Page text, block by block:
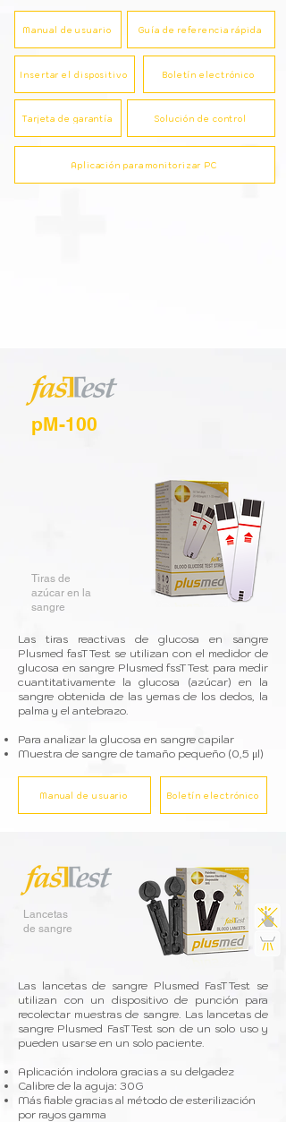
Manual de usuario Guía de referencia rápida
Insertar el dispositivo Boletín electrónico
Tarjeta de garantía Solución de control
Aplicación para monitorizar PC
pM-100
Tiras de
azúcar en la
sangre
Las tiras reactivas de glucosa en sangre
Plusmed fasTTest se utilizan con el medidor de
glucosa en sangre Plusmed fssTTest para medir
cuantitativamente la glucosa (azúcar) en la
sangre obtenida de las yemas de los dedos, la
palma y el antebrazo.
Para analizar la glucosa en sangre capilar
Muestra de sangre de tamaño pequeño (0,5 μl)
Manual de usuario Boletín electrónico
Lancetas
de sangre
Las lancetas de sangre Plusmed FasTTest se
utilizan con un dispositivo de punción para
recolectar muestras de sangre. Las lancetas de
sangre Plusmed FasTTest son de un solo uso y
pueden usarse en un solo paciente.
Aplicación indolora gracias a su delgadez
Calibre de la aguja: 30G
Más fiable gracias al método de esterilización
por rayos gamma